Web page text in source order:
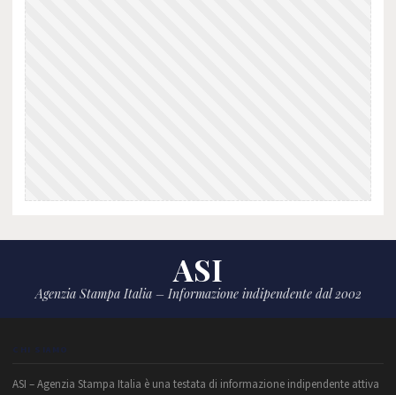
ASI
Agenzia Stampa Italia – Informazione indipendente dal 2002
CHI SIAMO
ASI – Agenzia Stampa Italia è una testata di informazione indipendente attiva